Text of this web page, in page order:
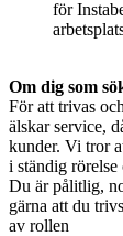
för
Om dig som
För att trivas
älskar service,
kunder. Vi tror
i ständig rörelse
Du är pålitlig,
gärna att du
av rollen